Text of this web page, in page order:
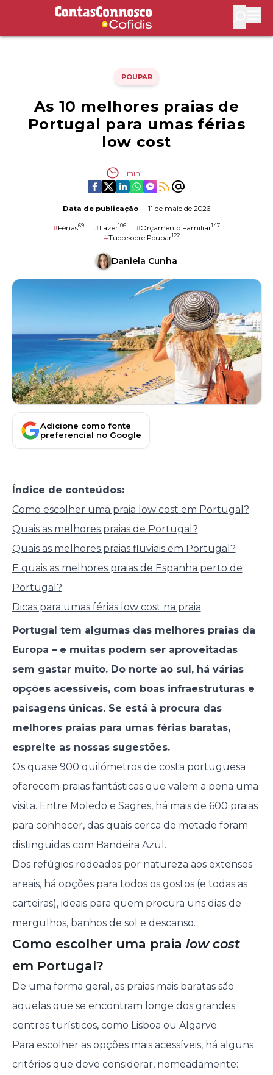
Contas Connosco by Cofidis
POUPAR
As 10 melhores praias de
Portugal para umas férias
low cost
1 min
Data de publicação 11 de maio de 2026
#Férias69 #Lazer106 #Orçamento Familiar147
#Tudo sobre Poupar122
Daniela Cunha
Adicione como fonte
preferencial no Google
Índice de conteúdos:
Como escolher uma praia low cost em Portugal?
Quais as melhores praias de Portugal?
Quais as melhores praias fluviais em Portugal?
E quais as melhores praias de Espanha perto de
Portugal?
Dicas para umas férias low cost na praia
Portugal tem algumas das melhores praias da
Europa – e muitas podem ser aproveitadas
sem gastar muito. Do norte ao sul, há várias
opções acessíveis, com boas infraestruturas e
paisagens únicas. Se está à procura das
melhores praias para umas férias baratas,
espreite as nossas sugestões.
Os quase 900 quilómetros de costa portuguesa
oferecem praias fantásticas que valem a pena uma
visita. Entre Moledo e Sagres, há mais de 600 praias
para conhecer, das quais cerca de metade foram
distinguidas com Bandeira Azul .
Dos refúgios rodeados por natureza aos extensos
areais, há opções para todos os gostos (e todas as
carteiras), ideais para quem procura uns dias de
mergulhos, banhos de sol e descanso.
Como escolher uma praia low cost
em Portugal?
De uma forma geral, as praias mais baratas são
aquelas que se encontram longe dos grandes
centros turísticos, como Lisboa ou Algarve.
Para escolher as opções mais acessíveis, há alguns
critérios que deve considerar, nomeadamente: